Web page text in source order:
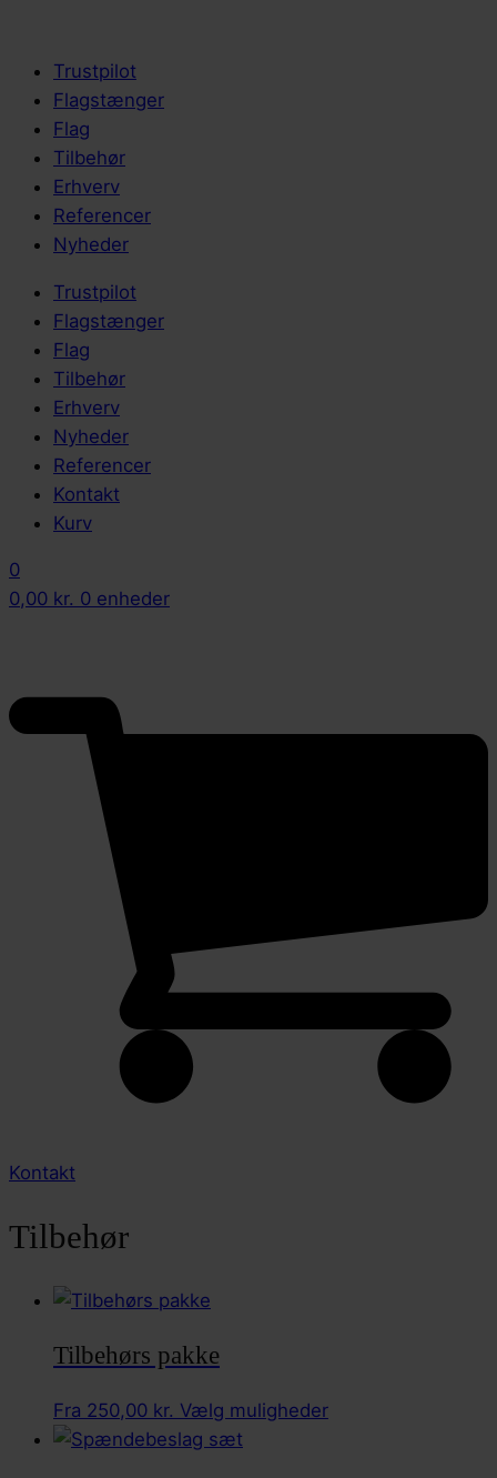
Trustpilot
Flagstænger
Flag
Tilbehør
Erhverv
Referencer
Nyheder
Trustpilot
Flagstænger
Flag
Tilbehør
Erhverv
Nyheder
Referencer
Kontakt
Kurv
0
0,00 kr. 0 enheder
Kontakt
Tilbehør
Tilbehørs pakke
Fra 250,00 kr. Vælg mulighederDette